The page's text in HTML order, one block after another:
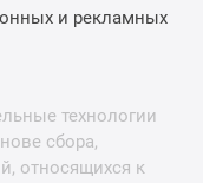
и рекламных
технологии
сбора,
относящихся к